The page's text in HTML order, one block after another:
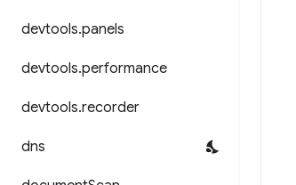
devtools.panels
devtools.performance
devtools.recorder
dns